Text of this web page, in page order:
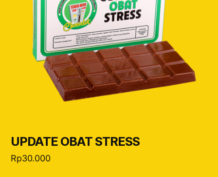
UPDATE OBAT STRESS
Rp30.000